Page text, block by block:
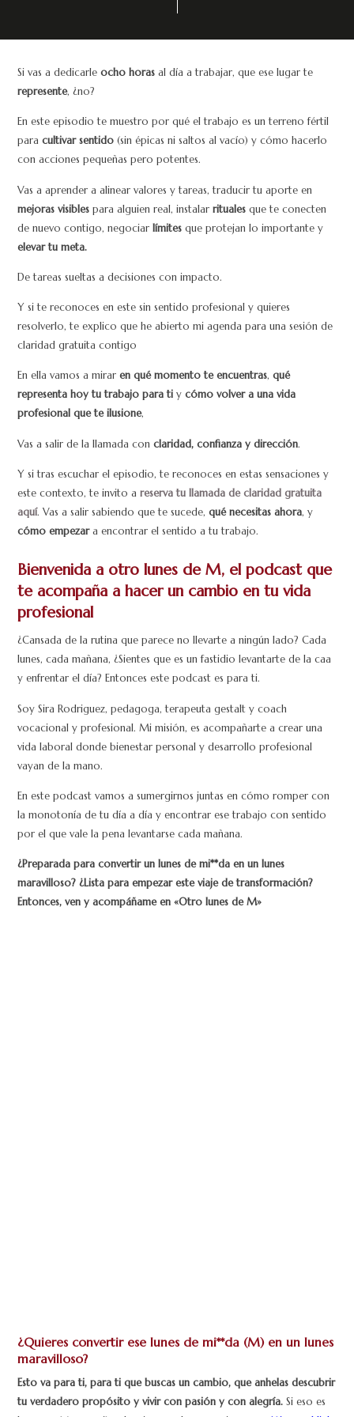
Si vas a dedicarleocho horas al día a trabajar, que ese lugar te
represente, ¿no?
En este episodio te muestro por qué el trabajo es un terreno fértil
paracultivar sentido (sin épicas ni saltos al vacío) y cómo hacerlo
con acciones pequeñas pero potentes.
Vas a aprender a alinear valores y tareas, traducir tu aporte en
mejoras visibles para alguien real, instalarrituales que te conecten
de nuevo contigo, negociarlímites que protejan lo importante y
elevar tu meta.
De tareas sueltas a decisiones con impacto.
Y si te reconoces en este sin sentido profesional y quieres
resolverlo, te explico que he abierto mi agenda para una sesión de
claridad gratuita contigo
En ella vamos a miraren qué momento te encuentras,qué
representa hoy tu trabajo para ti ycómo volver a una vida
profesional que te ilusione,
Vas a salir de la llamada conclaridad, confianza y dirección.
Y si tras escuchar el episodio, te reconoces en estas sensaciones y
este contexto, te invito areserva tu llamada de claridad gratuita
aquí. Vas a salir sabiendo que te sucede,qué necesitas ahora, y
cómo empezara encontrar el sentido a tu trabajo.
Bienvenida a otro lunes de M, el podcast que
te acompaña a hacer un cambio en tu vida
profesional
¿Cansada de la rutina que parece no llevarte a ningún lado? Cada
lunes, cada mañana, ¿Sientes que es un fastidio levantarte de la caa
y enfrentar el día? Entonces este podcast es para ti.
Soy Sira Rodriguez, pedagoga, terapeuta gestalt y coach
vocacional y profesional. Mi misión, es acompañarte a crear una
vida laboral donde bienestar personal y desarrollo profesional
vayan de la mano.
En este podcast vamos a sumergirnos juntas en cómo romper con
la monotonía de tu día a día y encontrar ese trabajo con sentido
por el que vale la pena levantarse cada mañana.
¿Preparada para convertir un lunes de mi**da en un lunes
maravilloso? ¿Lista para empezar este viaje de transformación?
Entonces, ven y acompáñame en «Otro lunes de M»
¿Quieres convertir ese lunes de mi**da (M) en un lunes
maravilloso?
Esto va para ti, para ti que buscas un cambio, que anhelas descubrir
tu verdadero propósito y vivir con pasión y con alegría. Si eso es